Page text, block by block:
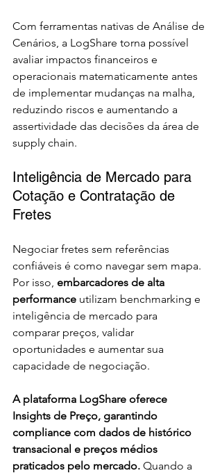
Com ferramentas nativas de Análise de
Cenários, a LogShare torna possível
avaliar impactos financeiros e
operacionais matematicamente antes
de implementar mudanças na malha,
reduzindo riscos e aumentando a
assertividade das decisões da área de
supply chain.
Inteligência de Mercado para
Cotação e Contratação de
Fretes
Negociar fretes sem referências
confiáveis é como navegar sem mapa.
Por isso, embarcadores de alta
performance utilizam benchmarking e
inteligência de mercado para
comparar preços, validar
oportunidades e aumentar sua
capacidade de negociação.
A plataforma LogShare oferece
Insights de Preço, garantindo
compliance com dados de histórico
transacional e preços médios
praticados pelo mercado. Quando a